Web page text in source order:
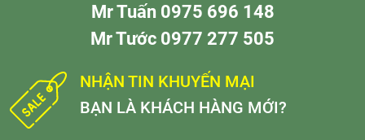
Mr Tuấn 0975 696 148
Mr Tước 0977 277 505
NHẬN TIN KHUYẾN MẠI
BẠN LÀ KHÁCH HÀNG MỚI?